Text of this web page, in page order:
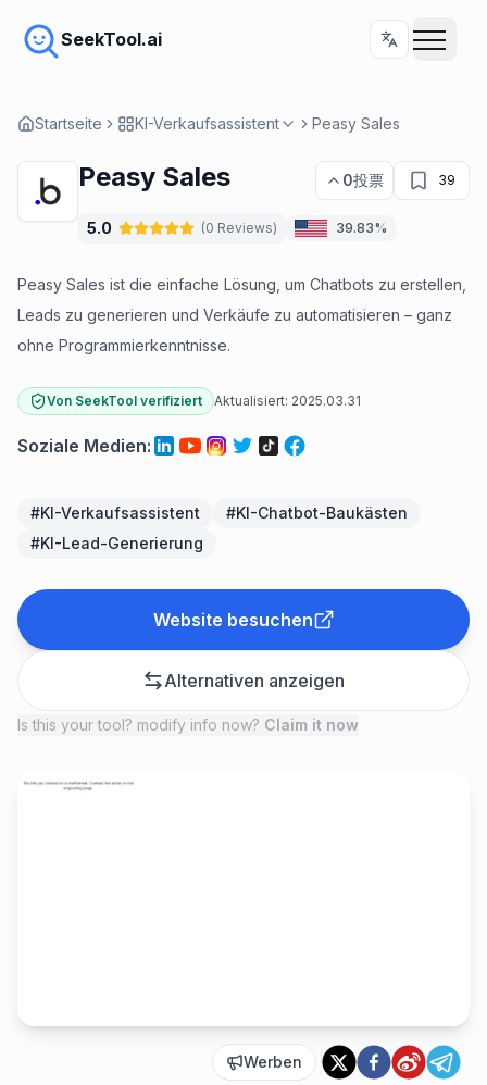
SeekTool.ai
Startseite KI-Verkaufsassistent Peasy Sales
Peasy Sales 0投票 39
5.0 (0 Reviews) 39.83%
Peasy Sales ist die einfache Lösung, um Chatbots zu erstellen,
Leads zu generieren und Verkäufe zu automatisieren – ganz
ohne Programmierkenntnisse.
Von SeekTool verifiziert Aktualisiert: 2025.03.31
Soziale Medien:
#KI-Verkaufsassistent #KI-Chatbot-Baukästen
#KI-Lead-Generierung
Website besuchen
Alternativen anzeigen
Is this your tool? modify info now? Claim it now
Werben